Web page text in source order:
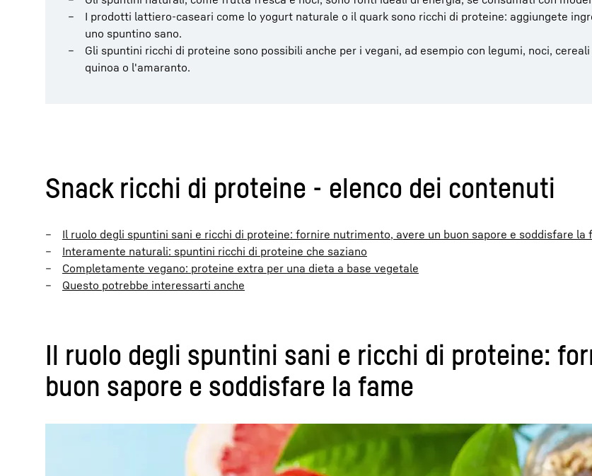
I prodotti lattiero-caseari come lo yogurt naturale o il quark sono ricchi di proteine: aggiungete
uno spuntino sano.
Gli spuntini ricchi di proteine sono possibili anche per i vegani, ad esempio con legumi, noci,
quinoa o l'amaranto.
Snack ricchi di proteine - elenco dei contenuti
Il ruolo degli spuntini sani e ricchi di proteine: fornire nutrimento, avere un buon sapore e soddisfare la
Interamente naturali: spuntini ricchi di proteine che saziano
Completamente vegano: proteine extra per una dieta a base vegetale
Questo potrebbe interessarti anche
Il ruolo degli spuntini sani e ricchi di proteine:
buon sapore e soddisfare la fame